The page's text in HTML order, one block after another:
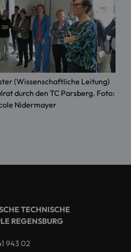
(Wissenschaftliche Leitung)
durch den TC Parsberg. Foto:
Nidermayer
TECHNISCHE
REGENSBURG
943 02